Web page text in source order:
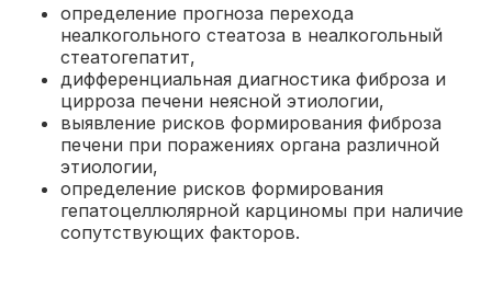
определение прогноза перехода
неалкогольного стеатоза в неалкогольный
стеатогепатит,
дифференциальная диагностика фиброза и
цирроза печени неясной этиологии,
выявление рисков формирования фиброза
печени при поражениях органа различной
этиологии,
определение рисков формирования
гепатоцеллюлярной карциномы при наличие
сопутствующих факторов.